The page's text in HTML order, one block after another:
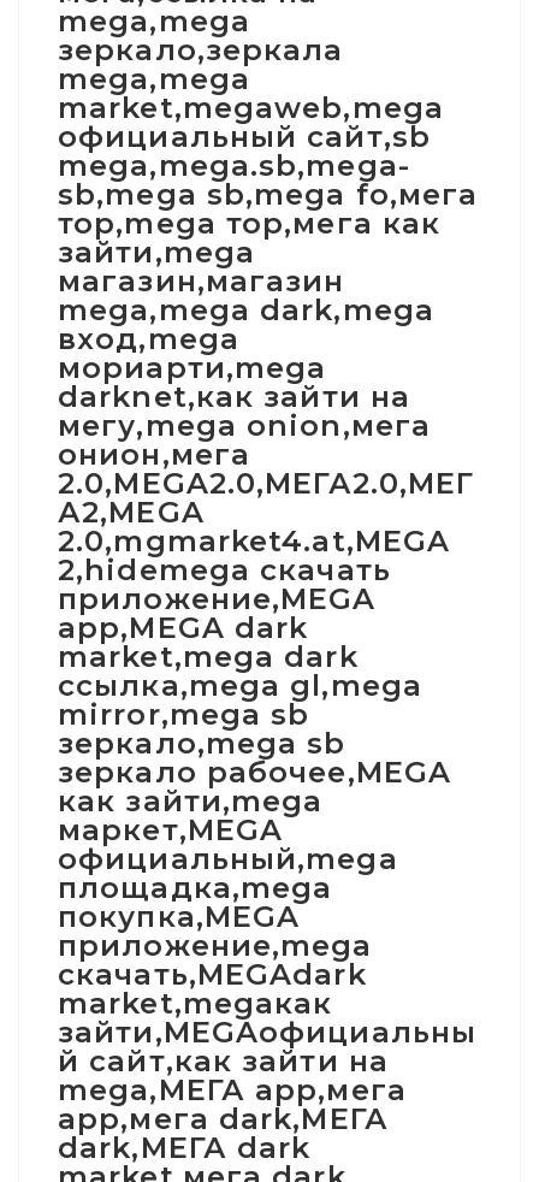
mega,mega
зеркало,зеркала
mega,mega
market,megaweb,mega
официальный сайт,sb
mega,mega.sb,mega-
sb,mega sb,mega fo,мега
тор,mega тор,мега как
зайти,mega
магазин,магазин
mega,mega dark,mega
вход,mega
мориарти,mega
darknet,как зайти на
мегу,mega onion,мега
онион,мега
2.0,MEGA2.0,МЕГА2.0,МЕГ
А2,MEGA
2.0,mgmarket4.at,MEGA
2,hidemega скачать
приложение,MEGA
app,MEGA dark
market,mega dark
ссылка,mega gl,mega
mirror,mega sb
зеркало,mega sb
зеркало рабочее,MEGA
как зайти,mega
маркет,MEGA
официальный,mega
площадка,mega
покупка,MEGA
приложение,mega
скачать,MEGAdark
market,megaкак
зайти,MEGAофициальны
й сайт,как зайти на
mega,МЕГА app,мега
app,мега dark,МЕГА
dark,МЕГА dark